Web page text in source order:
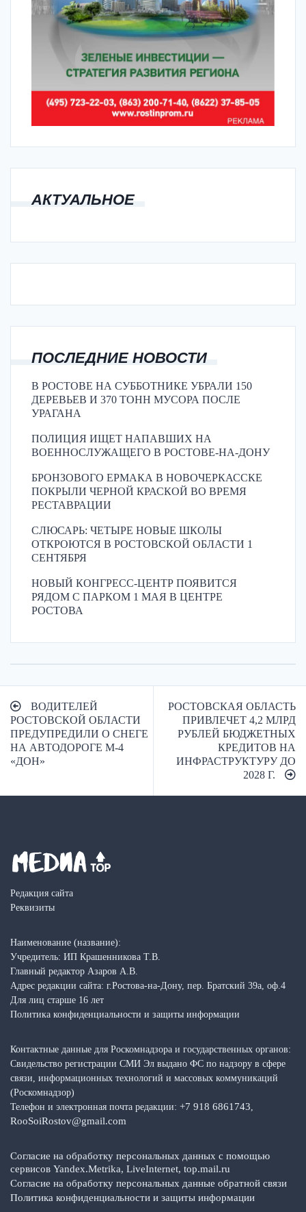
АКТУАЛЬНОЕ
ПОСЛЕДНИЕ НОВОСТИ
В РОСТОВЕ НА СУББОТНИКЕ УБРАЛИ 150
ДЕРЕВЬЕВ И 370 ТОНН МУСОРА ПОСЛЕ
УРАГАНА
ПОЛИЦИЯ ИЩЕТ НАПАВШИХ НА
ВОЕННОСЛУЖАЩЕГО В РОСТОВЕ-НА-ДОНУ
БРОНЗОВОГО ЕРМАКА В НОВОЧЕРКАССКЕ
ПОКРЫЛИ ЧЕРНОЙ КРАСКОЙ ВО ВРЕМЯ
РЕСТАВРАЦИИ
СЛЮСАРЬ: ЧЕТЫРЕ НОВЫЕ ШКОЛЫ
ОТКРОЮТСЯ В РОСТОВСКОЙ ОБЛАСТИ 1
СЕНТЯБРЯ
НОВЫЙ КОНГРЕСС-ЦЕНТР ПОЯВИТСЯ
РЯДОМ С ПАРКОМ 1 МАЯ В ЦЕНТРЕ
РОСТОВА
Навигация
по
записям
ВОДИТЕЛЕЙ
РОСТОВСКОЙ ОБЛАСТИ
ПРЕДУПРЕДИЛИ О СНЕГЕ
НА АВТОДОРОГЕ М-4
«ДОН»
РОСТОВСКАЯ ОБЛАСТЬ
ПРИВЛЕЧЕТ 4,2 МЛРД
РУБЛЕЙ БЮДЖЕТНЫХ
КРЕДИТОВ НА
ИНФРАСТРУКТУРУ ДО
2028 Г.
Редакция сайта
Реквизиты
Наименование (название):
Учредитель: ИП Крашенникова Т.В.
Главный редактор Азаров А.В.
Адрес редакции сайта: г.Ростова-на-Дону, пер. Братский 39а, оф.4
Для лиц старше 16 лет
Политика конфиденциальности и защиты информации
Контактные данные для Роскомнадзора и государственных органов:
Свидельство регистрации СМИ Эл выдано ФС по надзору в сфере
связи, информационных технологий и массовых коммуникаций
(Роскомнадзор)
Телефон и электронная почта редакции: +7 918 6861743
RooSoiRostov@gmail.com
Согласие на обработку персональных данных с помощью
сервисов Yandex.Metrika, LiveInternet, top.mail.ru
Согласие на обработку персональных данные обратной связи
Политика конфиденциальности и защиты информации